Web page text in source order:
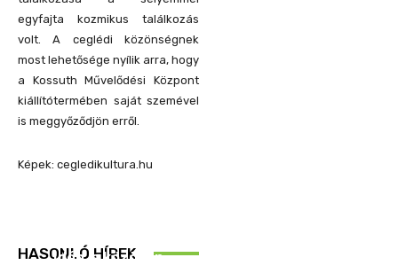
egyfajta kozmikus találkozás
volt. A ceglédi közönségnek
most lehetősége nyílik arra, hogy
a Kossuth Művelődési Központ
kiállítótermében saját szemével
is meggyőződjön erről.
Képek: cegledikultura.hu
HASONLÓ HÍREK
Idén is közösen